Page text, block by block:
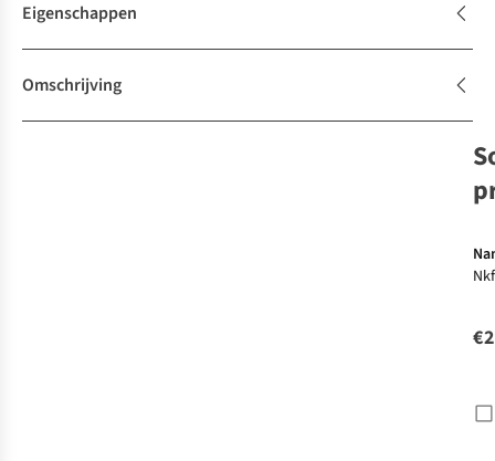
Eigenschappen
Omschrijving